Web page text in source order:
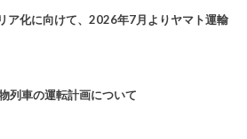
ア化に向けて、2026年7月よりヤマト運輸
列車の運転計画について